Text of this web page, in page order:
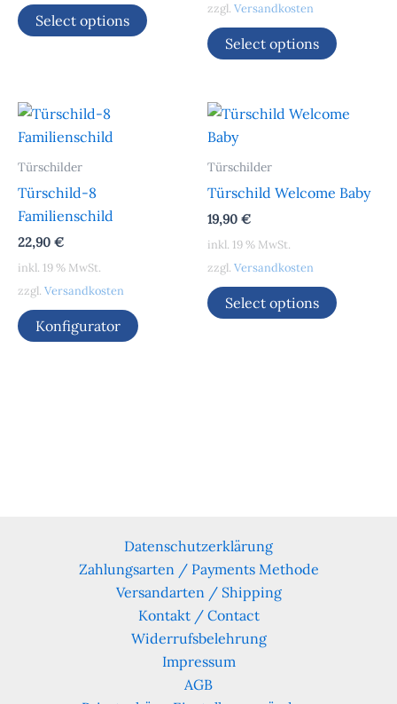
Select options
zzgl. Versandkosten
Select options
Türschilder
Türschild-8
Familienschild
22,90 €
inkl. 19 % MwSt.
zzgl. Versandkosten
Konfigurator
Türschilder
Türschild Welcome Baby
19,90 €
inkl. 19 % MwSt.
zzgl. Versandkosten
Select options
Datenschutzerklärung
Zahlungsarten / Payments Methode
Versandarten / Shipping
Kontakt / Contact
Widerrufsbelehrung
Impressum
AGB